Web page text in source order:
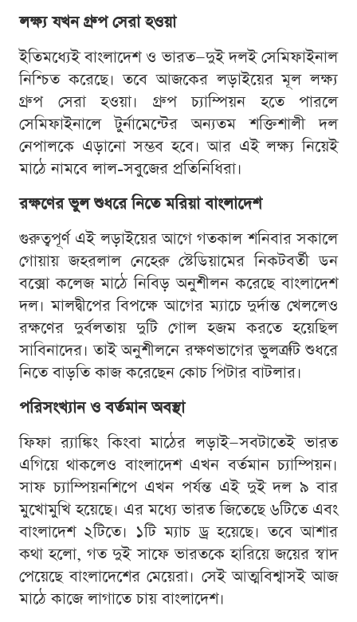
লক্ষ্য যখন গ্রুপ সেরা হওয়া
ইতিমধ্যেই বাংলাদেশ ও ভারত—দুই দলই সেমিফাইনাল
নিশ্চিত করেছে। তবে আজকের লড়াইয়ের মূল লক্ষ্য
গ্রুপ সেরা হওয়া। গ্রুপ চ্যাম্পিয়ন হতে পারলে
সেমিফাইনালে টুর্নামেন্টের অন্যতম শক্তিশালী দল
নেপালকে এড়ানো সম্ভব হবে। আর এই লক্ষ্য নিয়েই
মাঠে নামবে লাল-সবুজের প্রতিনিধিরা।
রক্ষণের ভুল শুধরে নিতে মরিয়া বাংলাদেশ
গুরুত্বপূর্ণ এই লড়াইয়ের আগে গতকাল শনিবার সকালে
গোয়ায় জহরলাল নেহেরু স্টেডিয়ামের নিকটবর্তী ডন
বক্সো কলেজ মাঠে নিবিড় অনুশীলন করেছে বাংলাদেশ
দল। মালদ্বীপের বিপক্ষে আগের ম্যাচে দুর্দান্ত খেললেও
রক্ষণের দুর্বলতায় দুটি গোল হজম করতে হয়েছিল
সাবিনাদের। তাই অনুশীলনে রক্ষণভাগের ভুলত্রুটি শুধরে
নিতে বাড়তি কাজ করেছেন কোচ পিটার বাটলার।
পরিসংখ্যান ও বর্তমান অবস্থা
ফিফা র‍্যাঙ্কিং কিংবা মাঠের লড়াই—সবটাতেই ভারত
এগিয়ে থাকলেও বাংলাদেশ এখন বর্তমান চ্যাম্পিয়ন।
সাফ চ্যাম্পিয়নশিপে এখন পর্যন্ত এই দুই দল ৯ বার
মুখোমুখি হয়েছে। এর মধ্যে ভারত জিতেছে ৬টিতে এবং
বাংলাদেশ ২টিতে। ১টি ম্যাচ ড্র হয়েছে। তবে আশার
কথা হলো, গত দুই সাফে ভারতকে হারিয়ে জয়ের স্বাদ
পেয়েছে বাংলাদেশের মেয়েরা। সেই আত্মবিশ্বাসই আজ
মাঠে কাজে লাগাতে চায় বাংলাদেশ।